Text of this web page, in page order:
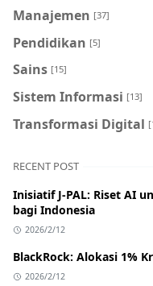
Manajemen [37]
Pendidikan [5]
Sains [15]
Sistem Informasi [13]
Transformasi Digital
RECENT POST
Inisiatif J-PAL: Riset AI
bagi Indonesia
2026/2/12
BlackRock: Alokasi 1%
2026/2/12